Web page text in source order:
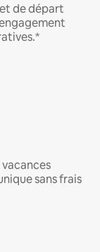
de départ
sans frais